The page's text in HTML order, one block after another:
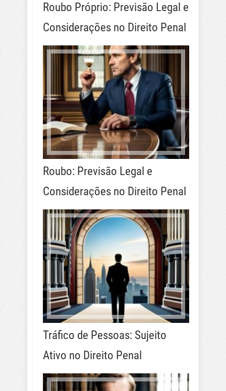
Roubo Próprio: Previsão Legal e
Considerações no Direito Penal
Roubo: Previsão Legal e
Considerações no Direito Penal
Tráfico de Pessoas: Sujeito
Ativo no Direito Penal